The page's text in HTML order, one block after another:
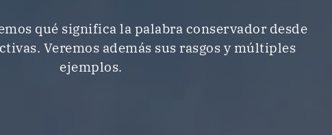
qué significa la palabra conservador desde
Veremos además sus rasgos y múltiples
ejemplos.